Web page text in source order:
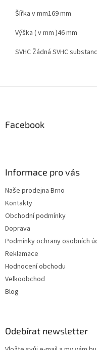
Šířka v mm169 mm
Výška ( v mm )46 mm
SVHC Žádná SVHC
Facebook
Informace pro vás
Naše prodejna Brno
Kontakty
Obchodní podmínky
Doprava
Podmínky ochrany osobních
Reklamace
Hodnocení obchodu
Velkoobchod
Blog
Odebírat newsletter